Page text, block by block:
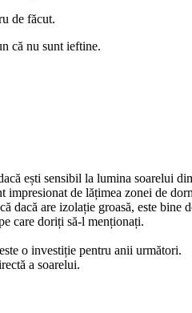
de făcut.
că nu sunt ieftine.
ești sensibil la lumina soarelui
de lățimea zonei de
dacă are izolație groasă, este
care doriți să-l menționați.
o investiție pentru anii următori.
a soarelui.